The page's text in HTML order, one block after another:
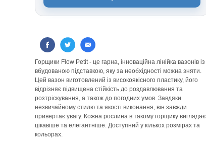
Горщики Flow Petit - це гарна, інноваційна лінійка вазонів із
вбудованою підставкою, яку за необхідності можна зняти.
Цей вазон виготовлений із високоякісного пластику, його
відрізняє підвищена стійкість до роздавлювання та
розтріскування, а також до погодних умов. Завдяки
незвичайному стилю та якості виконання, він завжди
привертає увагу. Кожна рослина в такому горщику виглядає
цікавіше та елегантніше. Доступний у кількох розмірах та
кольорах.